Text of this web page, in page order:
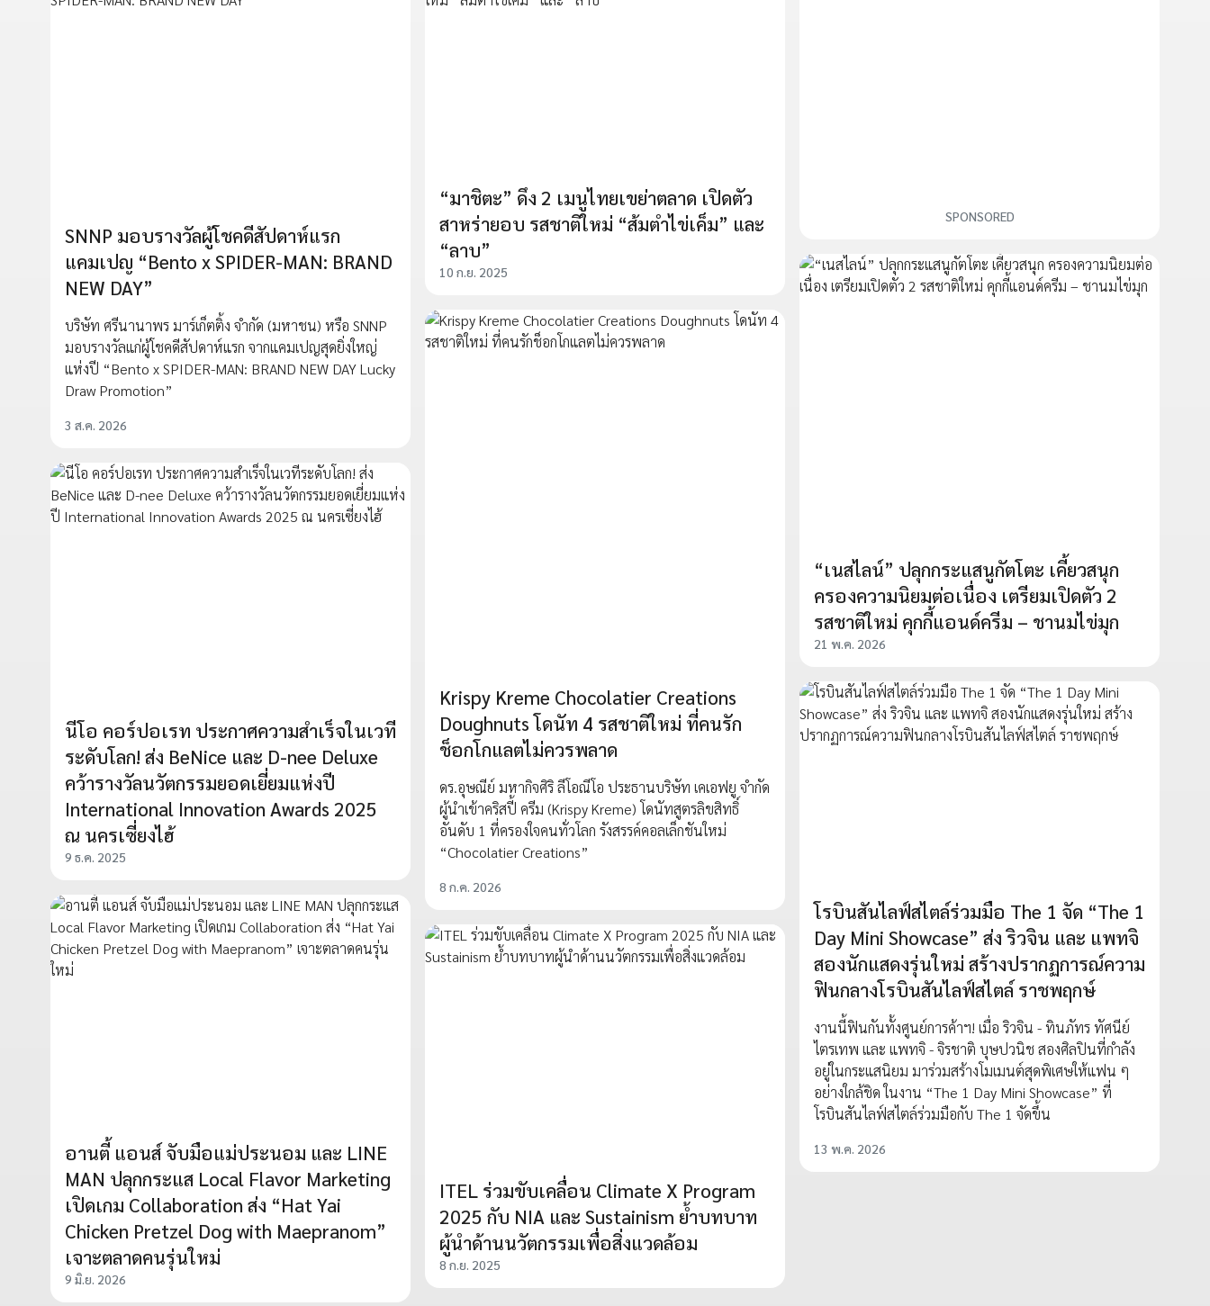
SNNP มอบรางวัลผู้โชคดีสัปดาห์แรก
แคมเปญ “Bento x SPIDER-MAN: BRAND
NEW DAY”
บริษัท ศรีนานาพร มาร์เก็ตติ้ง จำกัด (มหาชน) หรือ SNNP
มอบรางวัลแก่ผู้โชคดีสัปดาห์แรก จากแคมเปญสุดยิ่งใหญ่
แห่งปี “Bento x SPIDER-MAN: BRAND NEW DAY Lucky
Draw Promotion”
3 ส.ค. 2026
“มาชิตะ” ดึง 2 เมนูไทยเขย่าตลาด เปิดตัว
สาหร่ายอบ รสชาติใหม่ “ส้มตำไข่เค็ม” และ
“ลาบ”
10 ก.ย. 2025
SPONSORED
“เนสไลน์” ปลุกกระแสนูกัตโตะ เคี้ยวสนุก
ครองความนิยมต่อเนื่อง เตรียมเปิดตัว 2
รสชาติใหม่ คุกกี้แอนด์ครีม – ชานมไข่มุก
21 พ.ค. 2026
Krispy Kreme Chocolatier Creations
Doughnuts โดนัท 4 รสชาติใหม่ ที่คนรัก
ช็อกโกแลตไม่ควรพลาด
ดร.อุษณีย์ มหากิจศิริ ลีโอณีโอ ประธานบริษัท เคเอฟยู จำกัด
ผู้นำเข้าคริสปี้ ครีม (Krispy Kreme) โดนัทสูตรลิขสิทธิ์
อันดับ 1 ที่ครองใจคนทั่วโลก รังสรรค์คอลเล็กชันใหม่
“Chocolatier Creations”
8 ก.ค. 2026
นีโอ คอร์ปอเรท ประกาศความสำเร็จในเวที
ระดับโลก! ส่ง BeNice และ D-nee Deluxe
คว้ารางวัลนวัตกรรมยอดเยี่ยมแห่งปี
International Innovation Awards 2025
ณ นครเซี่ยงไฮ้
9 ธ.ค. 2025
โรบินสันไลฟ์สไตล์ร่วมมือ The 1 จัด “The 1
Day Mini Showcase” ส่ง ริวจิน และ แพทจิ
สองนักแสดงรุ่นใหม่ สร้างปรากฏการณ์ความ
ฟินกลางโรบินสันไลฟ์สไตล์ ราชพฤกษ์
งานนี้ฟินกันทั้งศูนย์การค้าฯ! เมื่อ ริวจิน - ทินภัทร ทัศนีย์
ไตรเทพ และ แพทจิ - จิรชาติ บุษปวนิช สองศิลปินที่กำลัง
อยู่ในกระแสนิยม มาร่วมสร้างโมเมนต์สุดพิเศษให้แฟน ๆ
อย่างใกล้ชิด ในงาน “The 1 Day Mini Showcase” ที่
โรบินสันไลฟ์สไตล์ร่วมมือกับ The 1 จัดขึ้น
13 พ.ค. 2026
อานตี้ แอนส์ จับมือแม่ประนอม และ LINE
MAN ปลุกกระแส Local Flavor Marketing
เปิดเกม Collaboration ส่ง “Hat Yai
Chicken Pretzel Dog with Maepranom”
เจาะตลาดคนรุ่นใหม่
9 มิ.ย. 2026
ITEL ร่วมขับเคลื่อน Climate X Program
2025 กับ NIA และ Sustainism ย้ำบทบาท
ผู้นำด้านนวัตกรรมเพื่อสิ่งแวดล้อม
8 ก.ย. 2025